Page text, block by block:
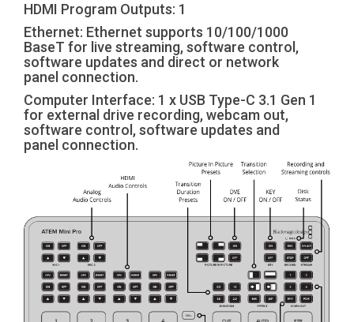
HDMI Program Outputs: 1
Ethernet: Ethernet supports 10/100/1000
BaseT for live streaming, software control,
software updates and direct or network
panel connection.
Computer Interface: 1 x USB Type-C 3.1 Gen 1
for external drive recording, webcam out,
software control, software updates and
panel connection.